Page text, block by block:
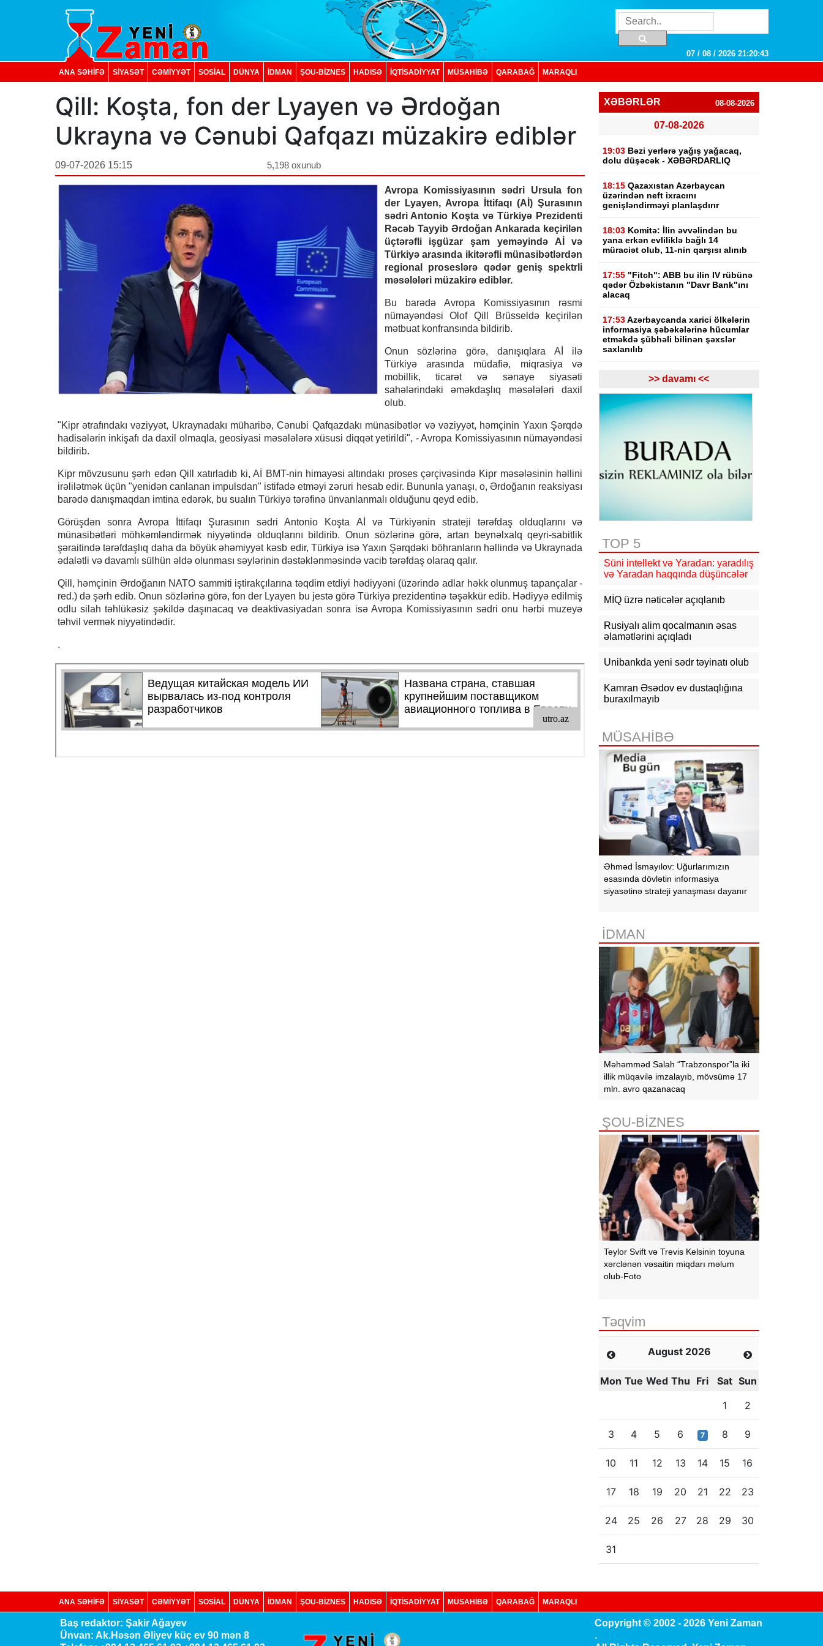
07 / 08 / 2026 21:20:44
ANA SƏHİFƏ SİYASƏT CƏMİYYƏT SOSIAL DÜNYA İDMAN ŞOU-BİZNES HADISƏ İQTISADIYYAT MÜSAHİBƏ QARABAĞ MARAQLI
Qill: Koşta, fon der Lyayen və Ərdoğan
Ukrayna və Cənubi Qafqazı müzakirə ediblər
09-07-2026 15:15 5,198 oxunub
Avropa Komissiyasının sədri Ursula fon
der Lyayen, Avropa İttifaqı (Aİ) Şurasının
sədri Antonio Koşta və Türkiyə Prezidenti
Rəcəb Tayyib Ərdoğan Ankarada keçirilən
üçtərəfli işgüzar şam yeməyində Aİ və
Türkiyə arasında ikitərəfli münasibətlərdən
regional proseslərə qədər geniş spektrli
məsələləri müzakirə ediblər.
Bu barədə Avropa Komissiyasının rəsmi
nümayəndəsi Olof Qill Brüsseldə keçirilən
mətbuat konfransında bildirib.
Onun sözlərinə görə, danışıqlara Aİ ilə
Türkiyə arasında müdafiə, miqrasiya və
mobillik, ticarət və sənaye siyasəti
sahələrindəki əməkdaşlıq məsələləri daxil
olub.
"Kipr ətrafındakı vəziyyət, Ukraynadakı müharibə, Cənubi Qafqazdakı münasibətlər və vəziyyət, həmçinin Yaxın Şərqdə
hadisələrin inkişafı da daxil olmaqla, geosiyasi məsələlərə xüsusi diqqət yetirildi", - Avropa Komissiyasının nümayəndəsi
bildirib.
Kipr mövzusunu şərh edən Qill xatırladıb ki, Aİ BMT-nin himayəsi altındakı proses çərçivəsində Kipr məsələsinin həllini
irəlilətmək üçün "yenidən canlanan impulsdan" istifadə etməyi zəruri hesab edir. Bununla yanaşı, o, Ərdoğanın reaksiyası
barədə danışmaqdan imtina edərək, bu sualın Türkiyə tərəfinə ünvanlanmalı olduğunu qeyd edib.
Görüşdən sonra Avropa İttifaqı Şurasının sədri Antonio Koşta Aİ və Türkiyənin strateji tərəfdaş olduqlarını və
münasibətləri möhkəmləndirmək niyyətində olduqlarını bildirib. Onun sözlərinə görə, artan beynəlxalq qeyri-sabitlik
şəraitində tərəfdaşlıq daha da böyük əhəmiyyət kəsb edir, Türkiyə isə Yaxın Şərqdəki böhranların həllində və Ukraynada
ədalətli və davamlı sülhün əldə olunması səylərinin dəstəklənməsində vacib tərəfdaş olaraq qalır.
Qill, həmçinin Ərdoğanın NATO sammiti iştirakçılarına təqdim etdiyi hədiyyəni (üzərində adlar həkk olunmuş tapançalar -
red.) də şərh edib. Onun sözlərinə görə, fon der Lyayen bu jestə görə Türkiyə prezidentinə təşəkkür edib. Hədiyyə edilmiş
odlu silah təhlükəsiz şəkildə daşınacaq və deaktivasiyadan sonra isə Avropa Komissiyasının sədri onu hərbi muzeyə
təhvil vermək niyyətindədir.
.
XƏBƏRLƏR 08-08-2026
07-08-2026
19:03 Bəzi yerlərə yağış yağacaq,
dolu düşəcək - XƏBƏRDARLIQ
18:15 Qazaxıstan Azərbaycan
üzərindən neft ixracını
genişləndirməyi planlaşdırır
18:03 Komitə: İlin əvvəlindən bu
yana erkən evliliklə bağlı 14
müraciət olub, 11-nin qarşısı alınıb
17:55 "Fitch": ABB bu ilin IV rübünə
qədər Özbəkistanın "Davr Bank"ını
alacaq
17:53 Azərbaycanda xarici ölkələrin
informasiya şəbəkələrinə hücumlar
etməkdə şübhəli bilinən şəxslər
saxlanılıb
Bakı və Zəngilanda yaşıllıqlar
qanunsuz kəsilib, təbiətə 83 840
manatlıq ziyan dəyib
17:09 Bakıda estetik əməliyyatdan
sonra pasiyentin ölüm faktı üzrə
17:03 Lənkəranda təqaüdçüləri
aldadan şəxs saxlanılıb
16:26 Bəzi yerlərdə külək
güclənəcək -XƏBƏRDARLIQ
16:10 Jurnalistika ixtisası üzrə
açıqlanıb
15:50 Ədliyyə naziri Lerik rayonunda
vətəndaşları qəbul edib
15:24
Bakının mərkəzində 3
obyektdə və evdə yanğın
zəhərlənib
14:50 Türkiyə, Səudiyyə Ərəbistanı
və Pakistan Məkkə Sazişini
imzalayıb: Üzvlərdən birinə hücum
hamısına hücum sayılacaq
>> davamı <<
TOP 5
Süni intellekt və Yaradan: yaradılış
və Yaradan haqqında düşüncələr
MİQ üzrə nəticələr açıqlanıb
Rusiyalı alim qocalmanın əsas
əlamətlərini açıqladı
Unibankda yeni sədr təyinatı olub
Kamran Əsədov ev dustaqlığına
buraxılmayıb
MÜSAHİBƏ
Əhməd İsmayılov: Uğurlarımızın
əsasında dövlətin informasiya
siyasətinə strateji yanaşması dayanır
İDMAN
Məhəmməd Salah “Trabzonspor”la iki
illik müqavilə imzalayıb, mövsümə 17
mln. avro qazanacaq
ŞOU-BİZNES
Teylor Svift və Trevis Kelsinin toyuna
xərclənən vəsaitin miqdarı məlum
olub-Foto
Təqvim
August 2026
Mon Tue Wed Thu Fri Sat Sun
1
2
3 4 5 6 7 8 9
10 11 12 13 14 15 16
17 18 19 20 21 22 23
24 25 26 27 28 29 30
31
ANA SƏHİFƏ SİYASƏT CƏMİYYƏT SOSIAL DÜNYA İDMAN ŞOU-BİZNES HADISƏ İQTISADIYYAT MÜSAHİBƏ QARABAĞ MARAQLI
Baş redaktor: Şakir Ağayev
Ünvan: Ak.Həsən Əliyev küç ev 90 mən 8
Copyright © 2002 - 2026 Yeni Zaman
.